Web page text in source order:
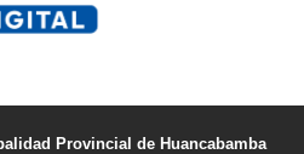
Provincial de Huancabamba